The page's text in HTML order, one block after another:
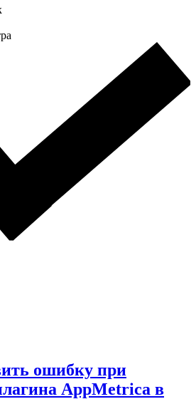
ошибку при
AppMetrica в